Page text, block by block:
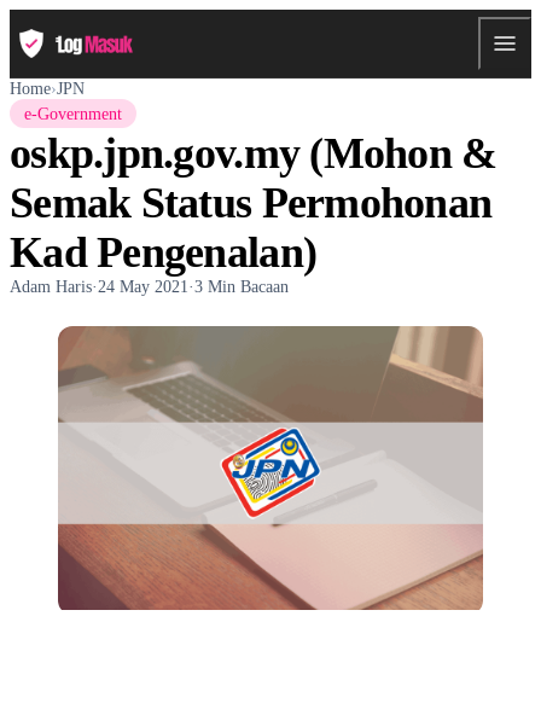
Home›JPN
e-Government
oskp.jpn.gov.my (Mohon &
Semak Status Permohonan
Kad Pengenalan)
Adam Haris·24 May 2021·3 Min Bacaan